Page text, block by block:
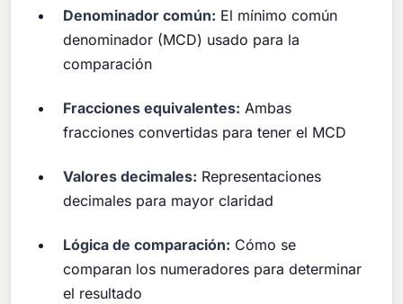
Denominador común: El mínimo común
denominador (MCD) usado para la
comparación
Fracciones equivalentes: Ambas
fracciones convertidas para tener el MCD
Valores decimales: Representaciones
decimales para mayor claridad
Lógica de comparación: Cómo se
comparan los numeradores para determinar
el resultado